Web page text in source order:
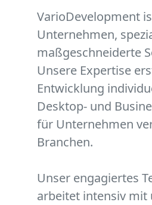
VarioDevelopment
Unternehmen,
maßgeschneiderte
Unsere Expertise
Entwicklung
Desktop- und
für Unternehmen
Branchen.
Unser engagiertes
arbeitet intensiv mit